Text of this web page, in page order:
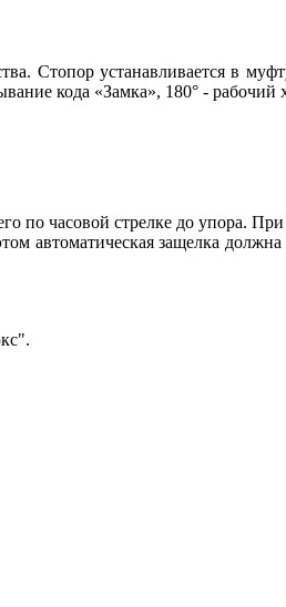
Стопор устанавливается в
кода «Замка», 180° -
по часовой стрелке до упора.
автоматическая защелка